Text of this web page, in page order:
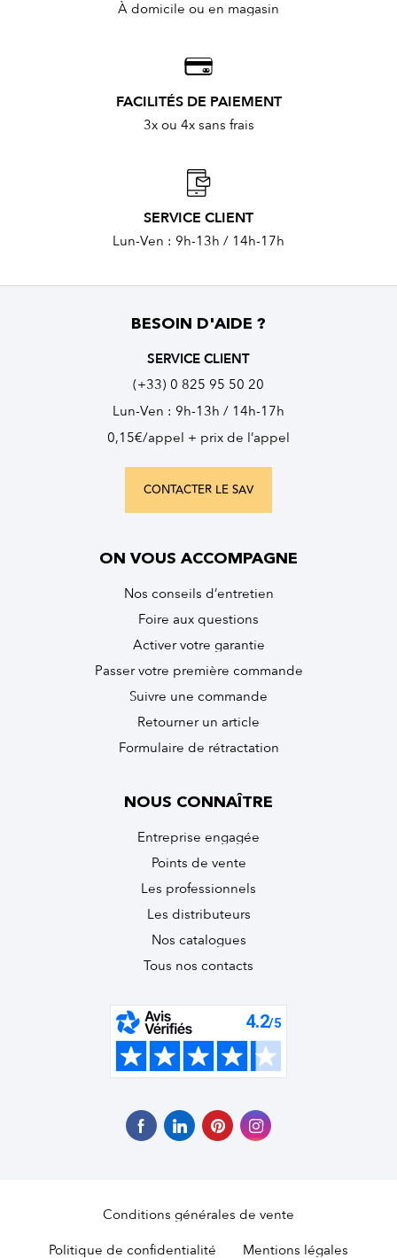
À domicile ou en magasin
FACILITÉS DE PAIEMENT
3x ou 4x sans frais
SERVICE CLIENT
Lun-Ven : 9h-13h / 14h-17h
BESOIN D'AIDE ?
SERVICE CLIENT
(+33) 0 825 95 50 20
Lun-Ven : 9h-13h / 14h-17h
0,15€/appel + prix de l’appel
CONTACTER LE SAV
ON VOUS ACCOMPAGNE
Nos conseils d’entretien
Foire aux questions
Activer votre garantie
Passer votre première commande
Suivre une commande
Retourner un article
Formulaire de rétractation
NOUS CONNAÎTRE
Entreprise engagée
Points de vente
Les professionnels
Les distributeurs
Nos catalogues
Tous nos contacts
Conditions générales de vente
Politique de confidentialité Mentions légales